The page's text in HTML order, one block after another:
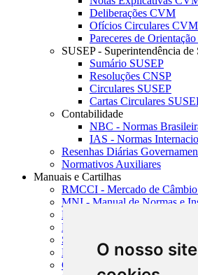
O nosso
Deliberações CVM
Ofícios Circulares CVM
Pareceres de
SUSEP - Superintendência de
Sumário SUSEP
Resoluções CNSP
Circulares SUSEP
Cartas Circulares
Contabilidade
NBC - Normas
IAS - Normas
Resenhas Diárias
Normativos Auxiliares
Manuais e Cartilhas
RMCCI - Mercado de
MNI - Manual de Normas e
MTVM - Manual de Títulos e
MCR - Manual de Crédito
SISORF - Manual de
MASUP - Manual de
CADOC - Catálogo de